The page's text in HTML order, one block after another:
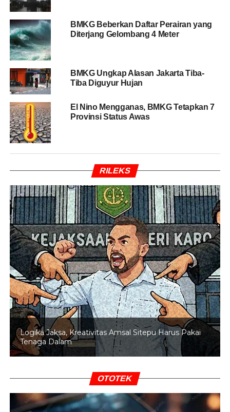
kelembaban 73–83%.
Apakah Jakarta Akan Hujan?
BACA JUGA
Berdasarkan analisis BMKG,
turun di Kepulauan Seribu, sementara wilayah lain di
Jakarta cenderung aman dari hujan. Namun, masyarakat
tetap disarankan waspada terhadap
mendadak, terutama menjelang sore hari.
Tips Menghadapi Cuaca:
Bawa payung atau jas hujanuntuk antisipasi
hujan sporadis.
Hindari dehidrasikarena kelembaban tinggi bisa
membuat tubuh cepat lelah.
Pengendara motorharap berhati-hati, terutama di
jalan licin setelah hujan.
“Meski hujan tidak merata, kelembaban yang tinggi
bisa memicu ketidaknyamanan, terutama bagi
penderita asma atau alergi,”jelas Kepala Pusat
Informasi BMKG, A. Fachri Radjab.
Dengan informasi ini, warga Jakarta bisa lebih siap
menghadapi cuaca besok. Pantau terus update BMKG
prediksi lebih akurat.
BMKG Beberkan Daftar Perairan yang
Diterjang Gelombang 4 Meter
BMKG Ungkap Alasan Jakarta Tiba-
Tiba Diguyur Hujan
El Nino Mengganas, BMKG Tetapkan 7
Provinsi Status Awas
RILEKS
Logika Jaksa, Kreativitas Amsal Sitepu Harus Pakai
Tenaga Dalam
OTOTEK